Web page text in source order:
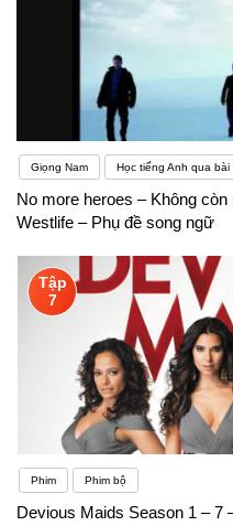
Giọng Nam Học tiếng Anh qua
No more heroes – Không
Westlife – Phụ đề song ngữ
Tập
7
Phim Phim bộ
Devious Maids Season 1 – 7